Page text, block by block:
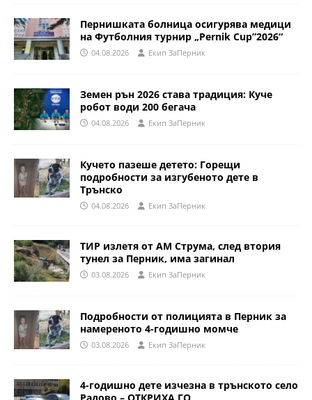
Пернишката болница осигурява медици
на Футболния турнир „Pernik Cup”2026“
04.08.2026 Eкип ЗаПерник
Земен рън 2026 става традиция: Куче
робот води 200 бегача
04.08.2026 Eкип ЗаПерник
Кучето пазеше детето: Горещи
подробности за изгубеното дете в
Трънско
04.08.2026 Eкип ЗаПерник
ТИР излетя от АМ Струма, след втория
тунел за Перник, има загинал
03.08.2026 Eкип ЗаПерник
Подробности от полицията в Перник за
намереното 4-годишно момче
03.08.2026 Eкип ЗаПерник
4-годишно дете изчезна в трънското село